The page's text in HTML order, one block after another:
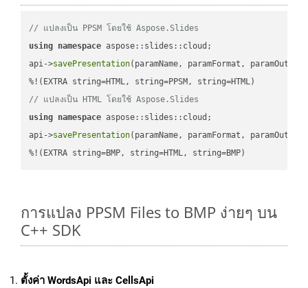
// แปลงเป็น PPSM โดยใช้ Aspose.Slides
using namespace aspose::slides::cloud;
api->savePresentation(paramName, paramFormat,
// แปลงเป็น HTML โดยใช้ Aspose.Slides
using namespace aspose::slides::cloud;
api->savePresentation(paramName, paramFormat,
%!(EXTRA string=BMP, string=HTML, string=BMP)
การแปลง PPSM Files to BMP ง่ายๆ บน
C++ SDK
ตั้งค่า WordsApi และ CellsApi